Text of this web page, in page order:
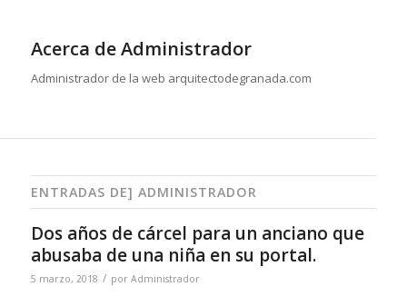
Acerca deAdministrador
Administrador de la web arquitectodegranada.com
ENTRADAS DE] ADMINISTRADOR
Dos años de cárcel para un anciano que
abusaba de una niña en su portal.
5 marzo, 2018 / por Administrador